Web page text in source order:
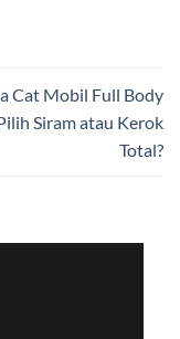
Cat Mobil Full Body
Siram atau Kerok
Total?